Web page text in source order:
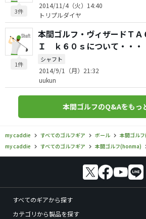
3件
2014/11/4（火）14:40
トリプルダイヤ
1件
本間ゴルフ・ヴィザードＴ
Ｉ ｋ６０ｓについて・・・
シャフト
2014/9/1（月）21:32
uukun
本間ゴルフのQ&Aをもっ
my caddie すべてのゴルフギア ボール 本間ゴル
my caddie
すべてのゴルフギア 本間ゴルフ(honma)
すべてのギアから探す
カテゴリから製品を探す